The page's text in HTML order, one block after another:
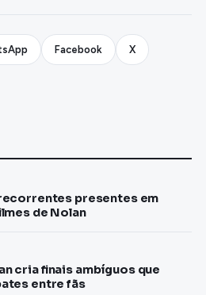
Facebook X
presentes em
de Nolan
cria finais ambíguos que
entre fãs